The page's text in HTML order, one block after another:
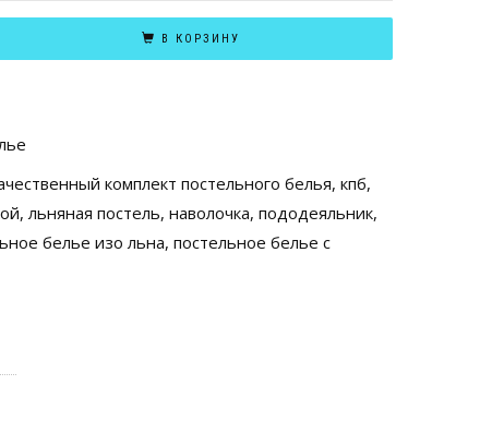
В КОРЗИНУ
комплект постельного белья, кпб,
,льняная постель, наволочка, пододеяльник,
белье изо льна, постельное белье с